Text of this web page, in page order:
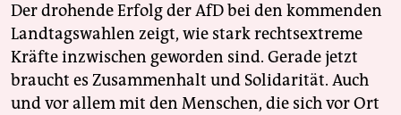
Der drohende Erfolg der AfD bei den kommenden
Landtagswahlen zeigt, wie stark rechtsextreme
Kräfte inzwischen geworden sind. Gerade jetzt
braucht es Zusammenhalt und Solidarität. Auch
und vor allem mit den Menschen, die sich vor Ort